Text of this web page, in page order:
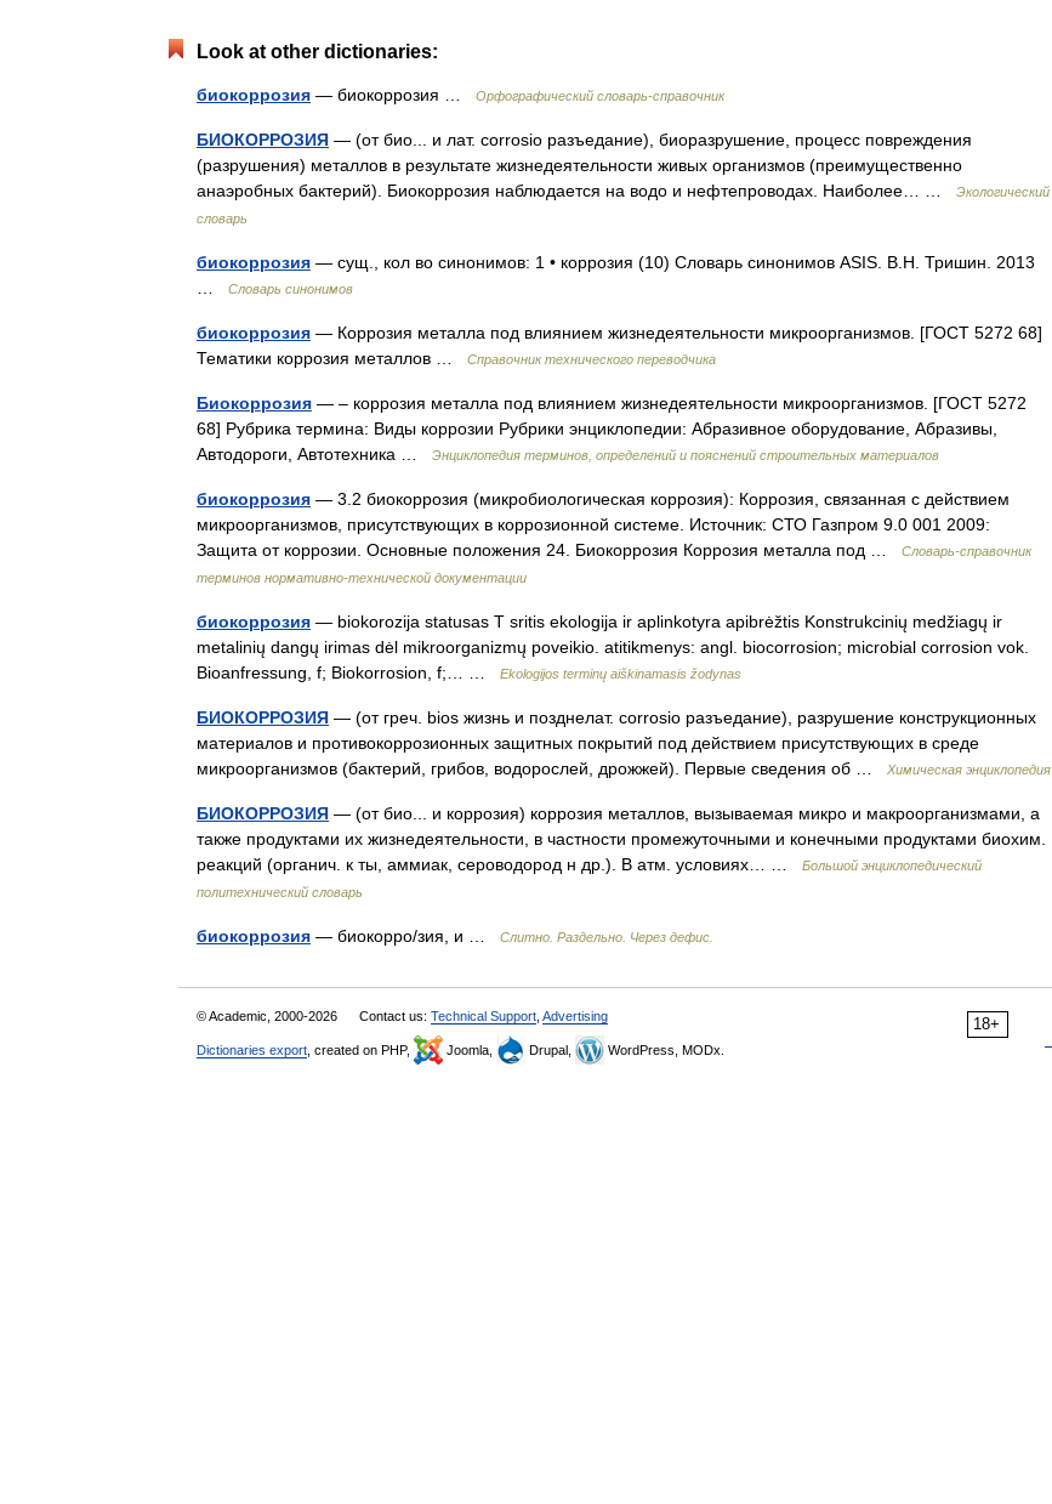
Look at other dictionaries:
биокоррозия — биокоррозия … Орфографический словарь-справочник
БИОКОРРОЗИЯ — (от био... и лат. corrosio разъедание), биоразрушение, процесс повреждения
(разрушения) металлов в результате жизнедеятельности живых организмов (преимущественно
анаэробных бактерий). Биокоррозия наблюдается на водо и нефтепроводах. Наиболее… …
Экологический
словарь
биокоррозия — сущ., кол во синонимов: 1 • коррозия (10) Словарь синонимов ASIS. В.Н. Тришин. 2013
Словарь синонимов
биокоррозия — Коррозия металла под влиянием жизнедеятельности микроорганизмов. [ГОСТ 5272 68]
Тематики коррозия металлов …
Справочник технического переводчика
Биокоррозия — – коррозия металла под влиянием жизнедеятельности микроорганизмов. [ГОСТ 5272
68] Рубрика термина: Виды коррозии Рубрики энциклопедии: Абразивное оборудование, Абразивы,
Автодороги, Автотехника …
Энциклопедия терминов, определений и пояснений строительных материалов
биокоррозия — 3.2 биокоррозия (микробиологическая коррозия): Коррозия, связанная с действием
микроорганизмов, присутствующих в коррозионной системе. Источник: СТО Газпром 9.0 001 2009:
Защита от коррозии. Основные положения 24. Биокоррозия Коррозия металла под …
Словарь-справочник
терминов нормативно-технической документации
биокоррозия — biokorozija statusas T sritis ekologija ir aplinkotyra apibrėžtis Konstrukcinių medžiagų ir
metalinių dangų irimas dėl mikroorganizmų poveikio. atitikmenys: angl. biocorrosion; microbial corrosion vok.
Bioanfressung, f; Biokorrosion, f;… …
Ekologijos terminų aiškinamasis žodynas
БИОКОРРОЗИЯ — (от греч. bios жизнь и позднелат. corrosio разъедание), разрушение конструкционных
материалов и противокоррозионных защитных покрытий под действием присутствующих в среде
микроорганизмов (бактерий, грибов, водорослей, дрожжей). Первые сведения об …
Химическая энциклопедия
БИОКОРРОЗИЯ — (от био... и коррозия) коррозия металлов, вызываемая микро и макроорганизмами, а
также продуктами их жизнедеятельности, в частности промежуточными и конечными продуктами биохим.
реакций (органич. к ты, аммиак, сероводород н др.). В атм. условиях… …
Большой энциклопедический
политехнический словарь
биокоррозия — биокорро/зия, и … Слитно. Раздельно. Через дефис.
18+
© Academic, 2000-2026 Contact us: Technical Support Advertising
Dictionaries export , created on PHP, Joomla, Drupal, WordPress, MODx.